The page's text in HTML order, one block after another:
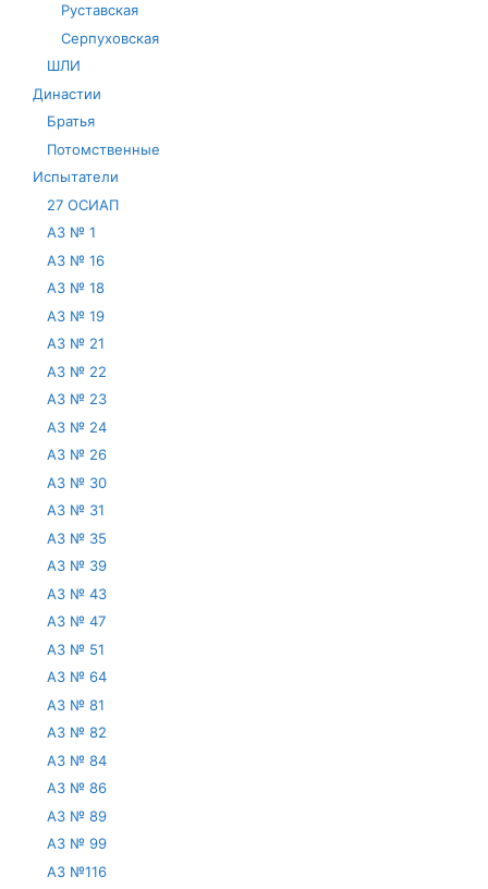
Руставская
Серпуховская
ШЛИ
Династии
Братья
Потомственные
Испытатели
27 ОСИАП
АЗ № 1
АЗ № 16
АЗ № 18
АЗ № 19
АЗ № 21
АЗ № 22
АЗ № 23
АЗ № 24
АЗ № 26
АЗ № 30
АЗ № 31
АЗ № 35
АЗ № 39
АЗ № 43
АЗ № 47
АЗ № 51
АЗ № 64
АЗ № 81
АЗ № 82
АЗ № 84
АЗ № 86
АЗ № 89
АЗ № 99
АЗ №116